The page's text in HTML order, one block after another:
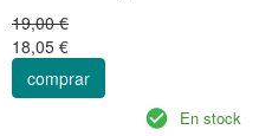
19,00 €
18,05 €
comprar
En stock